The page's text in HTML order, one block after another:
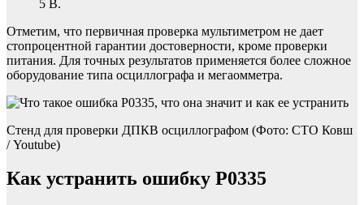
5 В.
Отметим, что первичная проверка мультиметром не дает
стопроцентной гарантии достоверности, кроме проверки
питания. Для точных результатов применяется более сложное
оборудование типа осциллографа и мегаомметра.
Стенд для проверки ДПКВ осциллографом (Фото: СТО Ковш
/ Youtube)
Как устранить ошибку P0335